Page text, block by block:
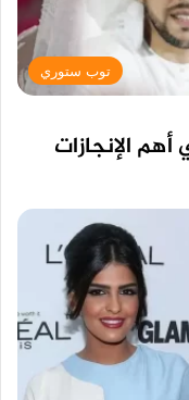
توب ستوري
الإنجازات